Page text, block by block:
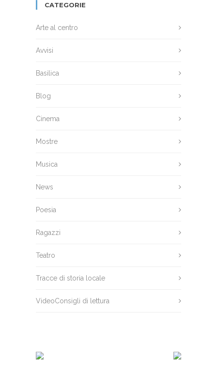
CATEGORIE
Arte al centro
Avvisi
Basilica
Blog
Cinema
Mostre
Musica
News
Poesia
Ragazzi
Teatro
Tracce di storia locale
VideoConsigli di lettura